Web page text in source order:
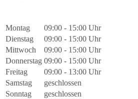
Montag
09:00 - 15:00 Uhr
Dienstag
09:00 - 15:00 Uhr
Mittwoch
09:00 - 15:00 Uhr
Donnerstag 09:00 - 15:00 Uhr
Freitag
09:00 - 13:00 Uhr
Samstag
geschlossen
Sonntag
geschlossen